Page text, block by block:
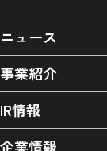
ニュース
事業紹介
IR情報
企業情報